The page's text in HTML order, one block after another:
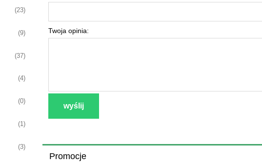
(23)
(9)
(37)
(4)
(0)
(1)
(3)
Twoja opinia:
wyślij
Promocje